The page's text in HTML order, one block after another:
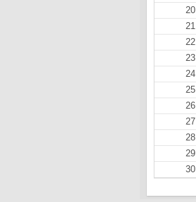
20
21
22
23
24
25
26
27
28
29
30